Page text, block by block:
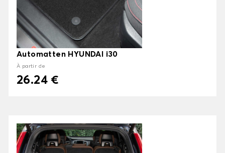
Automatten HYUNDAI i30
À partir de
26.24 €